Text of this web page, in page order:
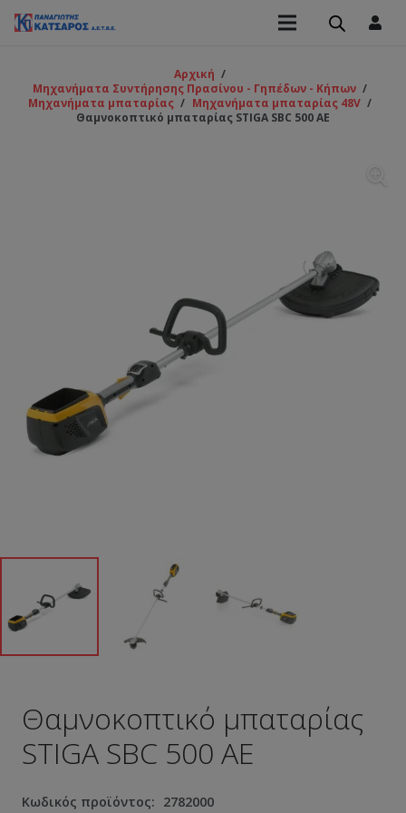
Αρχική /
Μηχανήματα Συντήρησης Πρασίνου - Γηπέδων - Κήπων /
Μηχανήματα μπαταρίας / Μηχανήματα μπαταρίας 48V /
Θαμνοκοπτικό μπαταρίας STIGA SBC 500 AE
Θαμνοκοπτικό μπαταρίας
STIGA SBC 500 AE
Κωδικός προϊόντος: 2782000